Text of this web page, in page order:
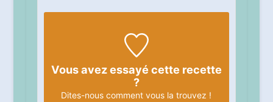
Vous avez essayé cette recette
?
Dites-nous comment vous la trouvez !